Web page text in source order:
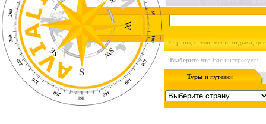
Страны, отели, места отдыха,
Выберите что Вас интересует:
Туры и путевки